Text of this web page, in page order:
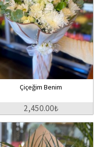
Çiçeğim Benim
2,450.00₺